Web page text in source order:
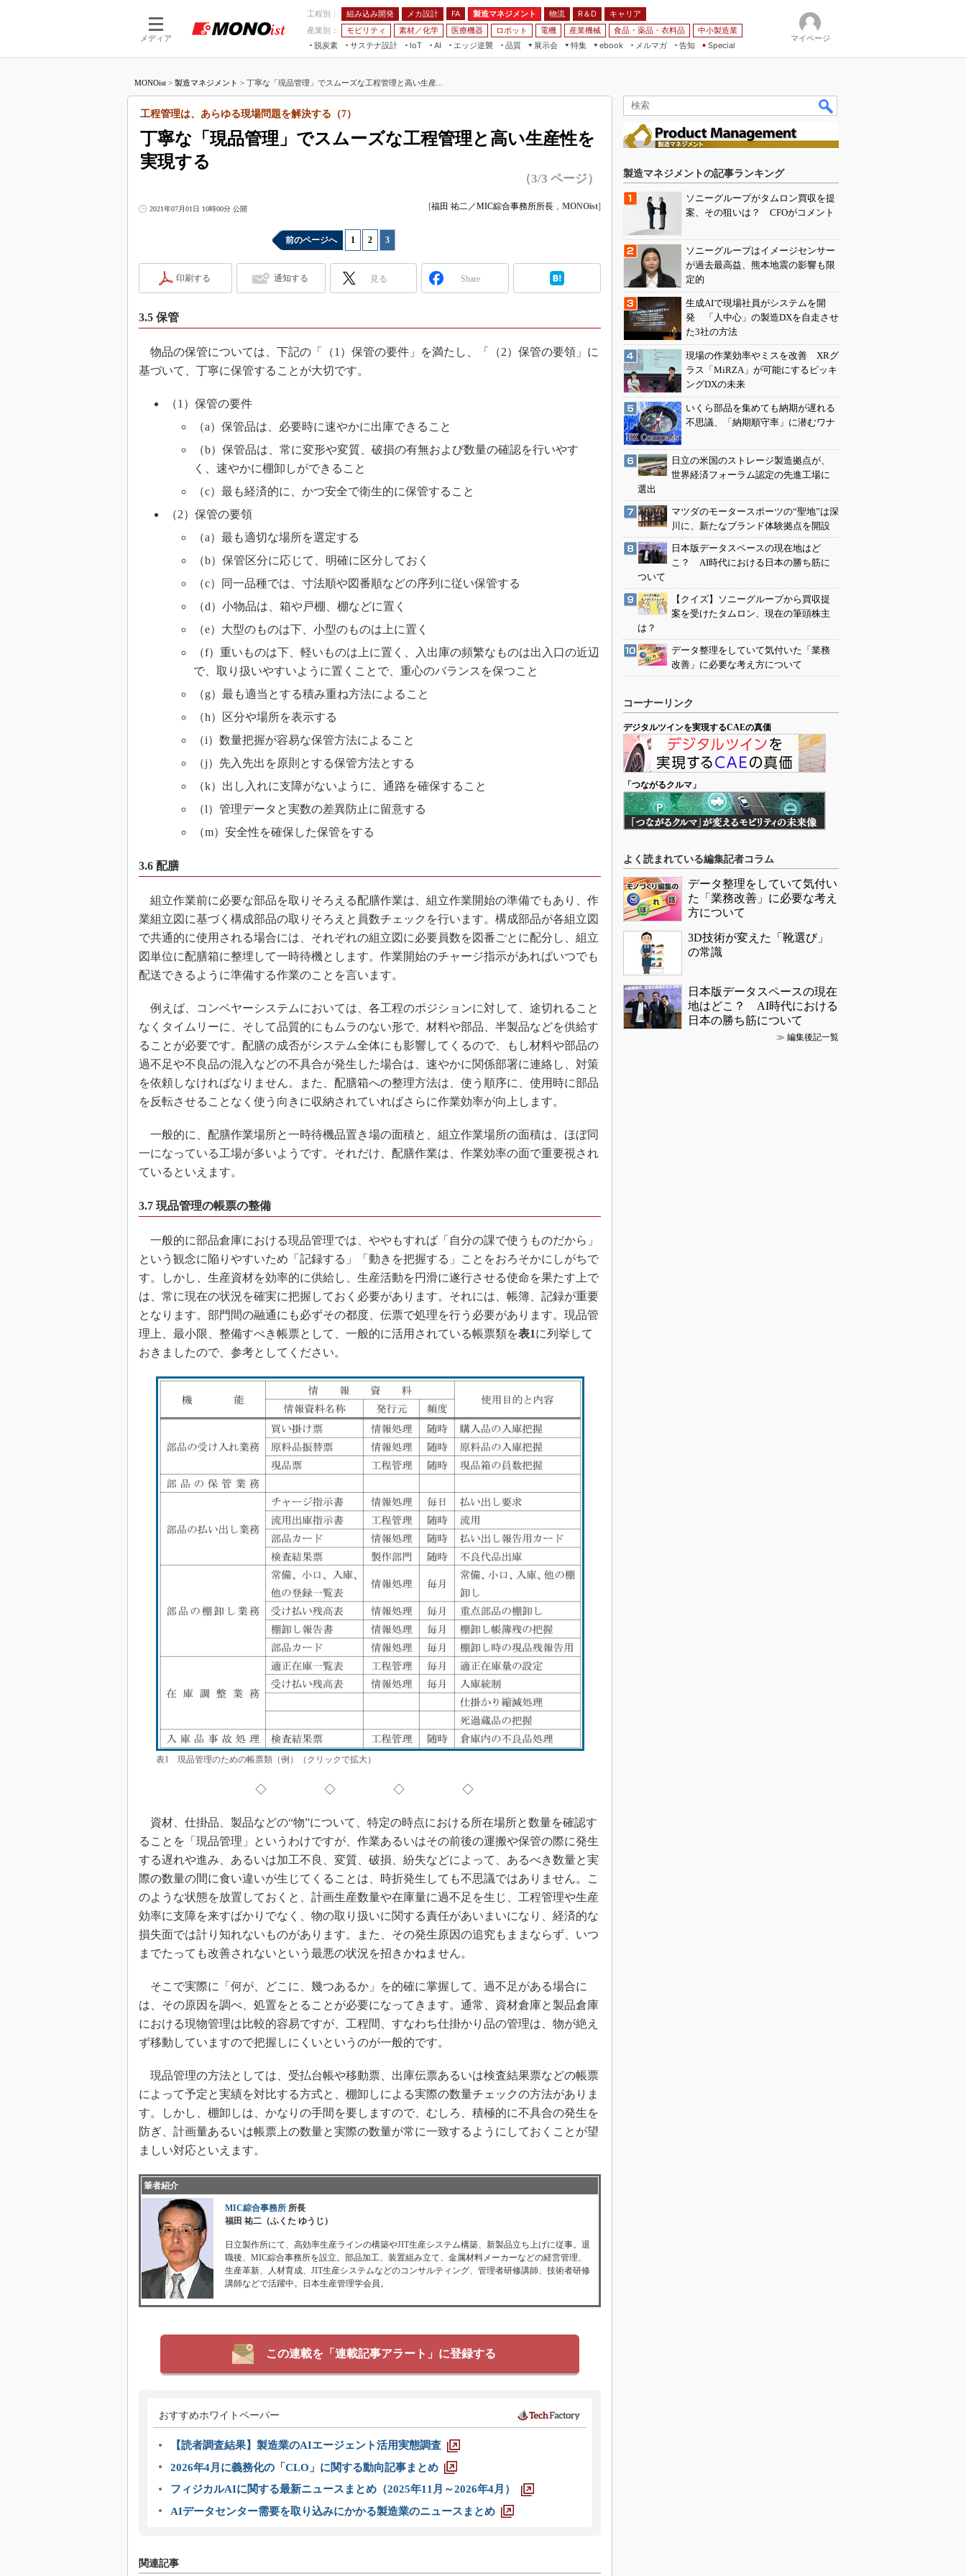
メディア
工程別： 組み込み開発 メカ設計 FA 製造マネジメント 物流 R＆D
キャリア
産業別：
モビリティ 素材／化学 医療機器 ロボット 電機 産業機械 食品・薬品・衣料品
中小製造業
脱炭素
サステナ設計
IoT
つながる工場
つながるサービス
AI
AI×設備保全
Physical AI
エッジ逆襲 品質
展示会
JIMTOF
IIFES
TECHNO-FRONTIER
スマート工場EXPO
日本ものづくりワールド
特集
つながるクルマ
VR／AR
フィールドサービス
ISO26262
3Dプリンタ
デジタルツインとCAE
ebook
FA
モビリティ
メルマガ
告知 Special
マイページ
MONOist > 製造マネジメント > 丁寧な「現品管理」でスムーズな工程管理と高い生産...
丁寧な「現品管理」でスムーズな工程管理と高い生産性を
実現する
工程管理は、あらゆる現場問題を解決する（7）
（3/3 ページ）
2021年07月01日 10時00分 公開 [福田 祐二／MIC綜合事務所所長 ， MONOist]
前のページへ 1 2 3
印刷する 通知する 見る Share
3.5 保管
物品の保管については、下記の「（1）保管の要件」を満たし、「（2）保管の要領」に
基づいて、丁寧に保管することが大切です。
（1）保管の要件
（a）保管品は、必要時に速やかに出庫できること
（b）保管品は、常に変形や変質、破損の有無および数量の確認を行いやす
く、速やかに棚卸しができること
（c）最も経済的に、かつ安全で衛生的に保管すること
（2）保管の要領
（a）最も適切な場所を選定する
（b）保管区分に応じて、明確に区分しておく
（c）同一品種では、寸法順や図番順などの序列に従い保管する
（d）小物品は、箱や戸棚、棚などに置く
（e）大型のものは下、小型のものは上に置く
（f）重いものは下、軽いものは上に置く、入出庫の頻繁なものは出入口の近辺
で、取り扱いやすいように置くことで、重心のバランスを保つこと
（g）最も適当とする積み重ね方法によること
（h）区分や場所を表示する
（i）数量把握が容易な保管方法によること
（j）先入先出を原則とする保管方法とする
（k）出し入れに支障がないように、通路を確保すること
（l）管理データと実数の差異防止に留意する
（m）安全性を確保した保管をする
3.6 配膳
組立作業前に必要な部品を取りそろえる配膳作業は、組立作業開始の準備でもあり、作
業組立図に基づく構成部品の取りそろえと員数チェックを行います。構成部品が各組立図
で共通的に使用される場合には、それぞれの組立図に必要員数を図番ごとに配分し、組立
図単位に配膳箱に整埋して一時待機とします。作業開始のチャージ指示があればいつでも
配送できるように準備する作業のことを言います。
例えば、コンベヤーシステムにおいては、各工程のポジションに対して、途切れること
なくタイムリーに、そして品質的にもムラのない形で、材料や部品、半製品などを供給す
ることが必要です。配膳の成否がシステム全体にも影響してくるので、もし材料や部品の
過不足や不良品の混入などの不具合が発生した場合は、速やかに関係部署に連絡し、対策
を依頼しなければなりません。また、配膳箱への整理方法は、使う順序に、使用時に部品
を反転させることなく使う向きに収納されていればさらに作業効率が向上します。
一般的に、配膳作業場所と一時待機品置き場の面積と、組立作業場所の面積は、ほぼ同
一になっている工場が多いようです。それだけ、配膳作業は、作業効率の面で重要視され
ているといえます。
3.7 現品管理の帳票の整備
一般的に部品倉庫における現品管理では、ややもすれば「自分の課で使うものだから」
という観念に陥りやすいため「記録する」「動きを把握する」ことをおろそかにしがちで
す。しかし、生産資材を効率的に供給し、生産活動を円滑に遂行させる使命を果たす上で
は、常に現在の状況を確実に把握しておく必要があります。それには、帳簿、記録が重要
となります。部門間の融通にも必ずその都度、伝票で処理を行う必要があります。現品管
理上、最小限、整備すべき帳票として、一般的に活用されている帳票類を表1に列挙して
おきましたので、参考としてください。
表1 現品管理のための帳票類（例）（クリックで拡大）
◇ ◇ ◇ ◇
資材、仕掛品、製品などの“物”について、特定の時点における所在場所と数量を確認す
ることを「現品管理」というわけですが、作業あるいはその前後の運搬や保管の際に発生
する遅れや進み、あるいは加工不良、変質、破損、紛失などによって、あるべき数量と実
際の数量の間に食い違いが生じてくることは、時折発生しても不思議ではありません。こ
のような状態を放置しておくと、計画生産数量や在庫量に過不足を生じ、工程管理や生産
効率に支障を来すばかりでなく、物の取り扱いに関する責任があいまいになり、経済的な
損失面では計り知れないものがあります。また、その発生原因の追究もままならず、いつ
までたっても改善されないという最悪の状況を招きかねません。
そこで実際に「何が、どこに、幾つあるか」を的確に掌握して、過不足がある場合に
は、その原因を調べ、処置をとることが必要になってきます。通常、資材倉庫と製品倉庫
における現物管理は比較的容易ですが、工程間、すなわち仕掛かり品の管理は、物が絶え
ず移動していますので把握しにくいというのが一般的です。
現品管理の方法としては、受払台帳や移動票、出庫伝票あるいは検査結果票などの帳票
によって予定と実績を対比する方式と、棚卸しによる実際の数量チェックの方法がありま
す。しかし、棚卸しは、かなりの手間を要しますので、むしろ、積極的に不具合の発生を
防ぎ、計画量あるいは帳票上の数量と実際の数量が常に一致するようにしておくことが望
ましい対応といえます。
筆者紹介
MIC綜合事務所 所長
福田 祐二（ふくた ゆうじ）
日立製作所にて、高効率生産ラインの構築やJIT生産システム構築、新製品立ち上げに従事。退
職後、MIC綜合事務所を設立。部品加工、装置組み立て、金属材料メーカーなどの経営管理、
生産革新、人材育成、JIT生産システムなどのコンサルティング、管理者研修講師、技術者研修
講師などで活躍中。日本生産管理学会員。
この連載を「連載記事アラート」に登録する
おすすめホワイトペーパー
【読者調査結果】製造業のAIエージェント活用実態調査
2026年4月に義務化の「CLO」に関する動向記事まとめ
フィジカルAIに関する最新ニュースまとめ（2025年11月～2026年4月）
AIデータセンター需要を取り込みにかかる製造業のニュースまとめ
関連記事
製造マネジメントの記事ランキング
ソニーグループがタムロン買収を提
案、その狙いは？ CFOがコメント
ソニーグループはイメージセンサー
が過去最高益、熊本地震の影響も限
定的
生成AIで現場社員がシステムを開
発 「人中心」の製造DXを自走させ
た3社の方法
現場の作業効率やミスを改善 XRグ
ラス「MiRZA」が可能にするピッキ
ングDXの未来
いくら部品を集めても納期が遅れる
不思議、「納期順守率」に潜むワナ
日立の米国のストレージ製造拠点が、
世界経済フォーラム認定の先進工場に
選出
マツダのモータースポーツの“聖地”は深
川に、新たなブランド体験拠点を開設
日本版データスペースの現在地はど
こ？ AI時代における日本の勝ち筋に
ついて
【クイズ】ソニーグループから買収提
案を受けたタムロン、現在の筆頭株主
は？
データ整理をしていて気付いた「業務
改善」に必要な考え方について
コーナーリンク
デジタルツインを実現するCAEの真価
「つながるクルマ」
よく読まれている編集記者コラム
データ整理をしていて気付い
た「業務改善」に必要な考え
方について
3D技術が変えた「靴選び」
の常識
日本版データスペースの現在
地はどこ？ AI時代における
日本の勝ち筋について
≫ 編集後記一覧